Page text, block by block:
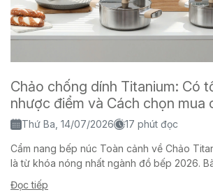
Chảo chống dính Titanium: Có
nhược điểm và Cách chọn mua
Thứ Ba, 14/07/2026 17 phút đọc
Cẩm nang bếp núc Toàn cảnh về Chảo
là từ khóa nóng nhất ngành đồ bếp 2026.
chảo titanium là gì,...
Đọc tiếp